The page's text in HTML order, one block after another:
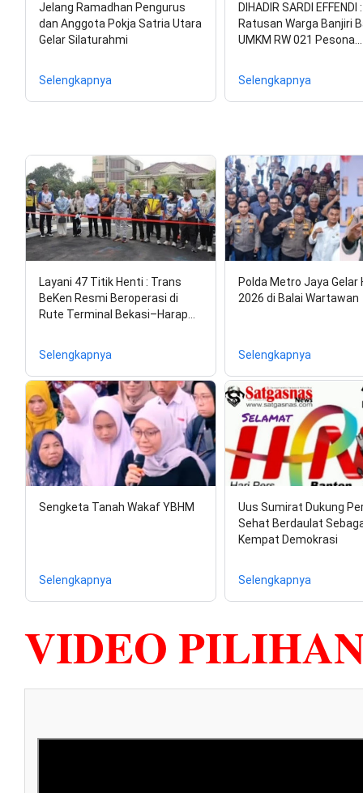
Jelang Ramadhan Pengurus
dan Anggota Pokja Satria Utara
Gelar Silaturahmi
Selengkapnya
DIHADIR SARDI EFFENDI :
Ratusan Warga Banjiri
UMKM RW 021 Pesona…
Selengkapnya
Layani 47 Titik Henti : Trans
BeKen Resmi Beroperasi di
Rute Terminal Bekasi–Harap…
Selengkapnya
Polda Metro Jaya Gelar
2026 di Balai Wartawan
Selengkapnya
Sengketa Tanah Wakaf YBHM
Selengkapnya
Uus Sumirat Dukung
Sehat Berdaulat
Kempat Demokrasi
Selengkapnya
VIDEO